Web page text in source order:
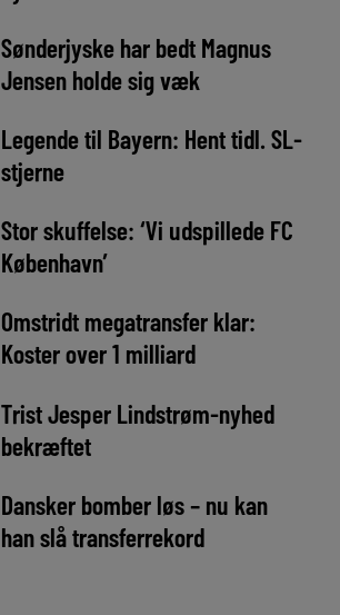
Sønderjyske har bedt Magnus
Jensen holde sig væk
Legende til Bayern: Hent tidl. SL-
stjerne
Stor skuffelse: ‘Vi udspillede FC
København’
Omstridt megatransfer klar:
Koster over 1 milliard
Trist Jesper Lindstrøm-nyhed
bekræftet
Dansker bomber løs – nu kan
han slå transferrekord